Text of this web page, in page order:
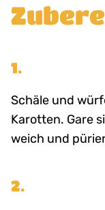
1.
Schäle und
Karotten. Gare
weich und
2.